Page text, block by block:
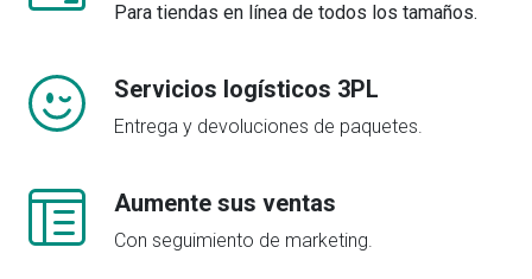
Para tiendas en línea de todos los tamaños.
Servicios logísticos 3PL
Entrega y devoluciones de paquetes.
Aumente sus ventas
Con seguimiento de marketing.